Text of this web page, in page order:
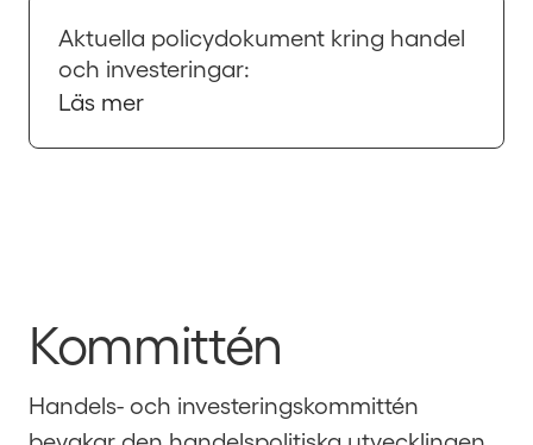
Aktuella policydokument kring handel
och investeringar:
Läs mer
Kommittén
Handels- och investeringskommittén